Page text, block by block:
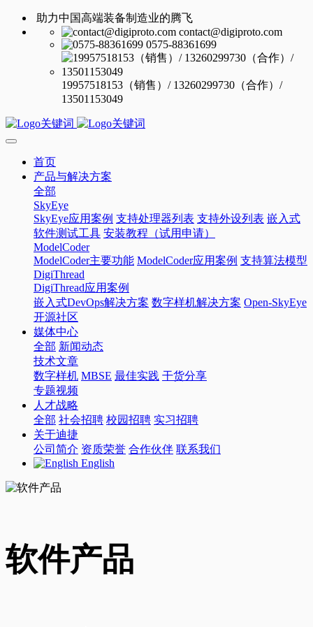
助力中国高端装备制造业的腾飞
contact@digiproto.com
0575-88361699
19957518153（销售）/ 13260299730（合作）/
13501153049
首页
产品与解决方案
全部
SkyEye
SkyEye应用案例 支持处理器列表 支持外设列表 嵌入式
软件测试工具 安装教程（试用申请）
ModelCoder
ModelCoder主要功能 ModelCoder应用案例 支持算法模型
DigiThread
DigiThread应用案例
嵌入式DevOps解决方案 数字样机解决方案 Open-SkyEye
开源社区
媒体中心
全部 新闻动态
技术文章
数字样机 MBSE 最佳实践 干货分享
专题视频
人才战略
全部 社会招聘 校园招聘 实习招聘
关于迪捷
公司简介 资质荣誉 合作伙伴 联系我们
English
软件产品